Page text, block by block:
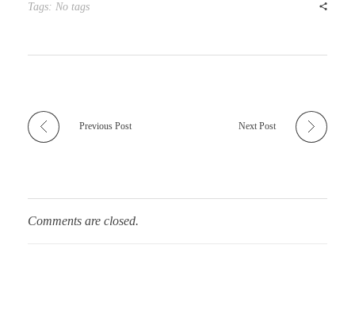
Tags: No tags
Previous Post Next Post
Comments are closed.